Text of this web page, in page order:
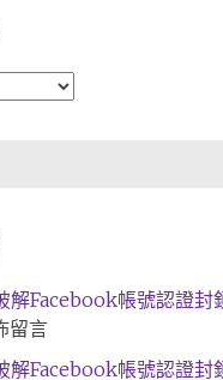
解Facebook帳號認證封
留言
解Facebook帳號認證封